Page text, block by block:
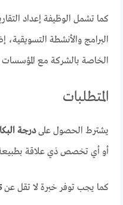
كما تشمل الوظيفة إعداد
البرامج والأنشطة التسويقية،
الخاصة بالشركة مع المؤسسات
المتطلبات
يشترط الحصول علىدرجة
أو أي تخصص ذي علاقة
كما يجب توفر خبرة لا تقل عن5